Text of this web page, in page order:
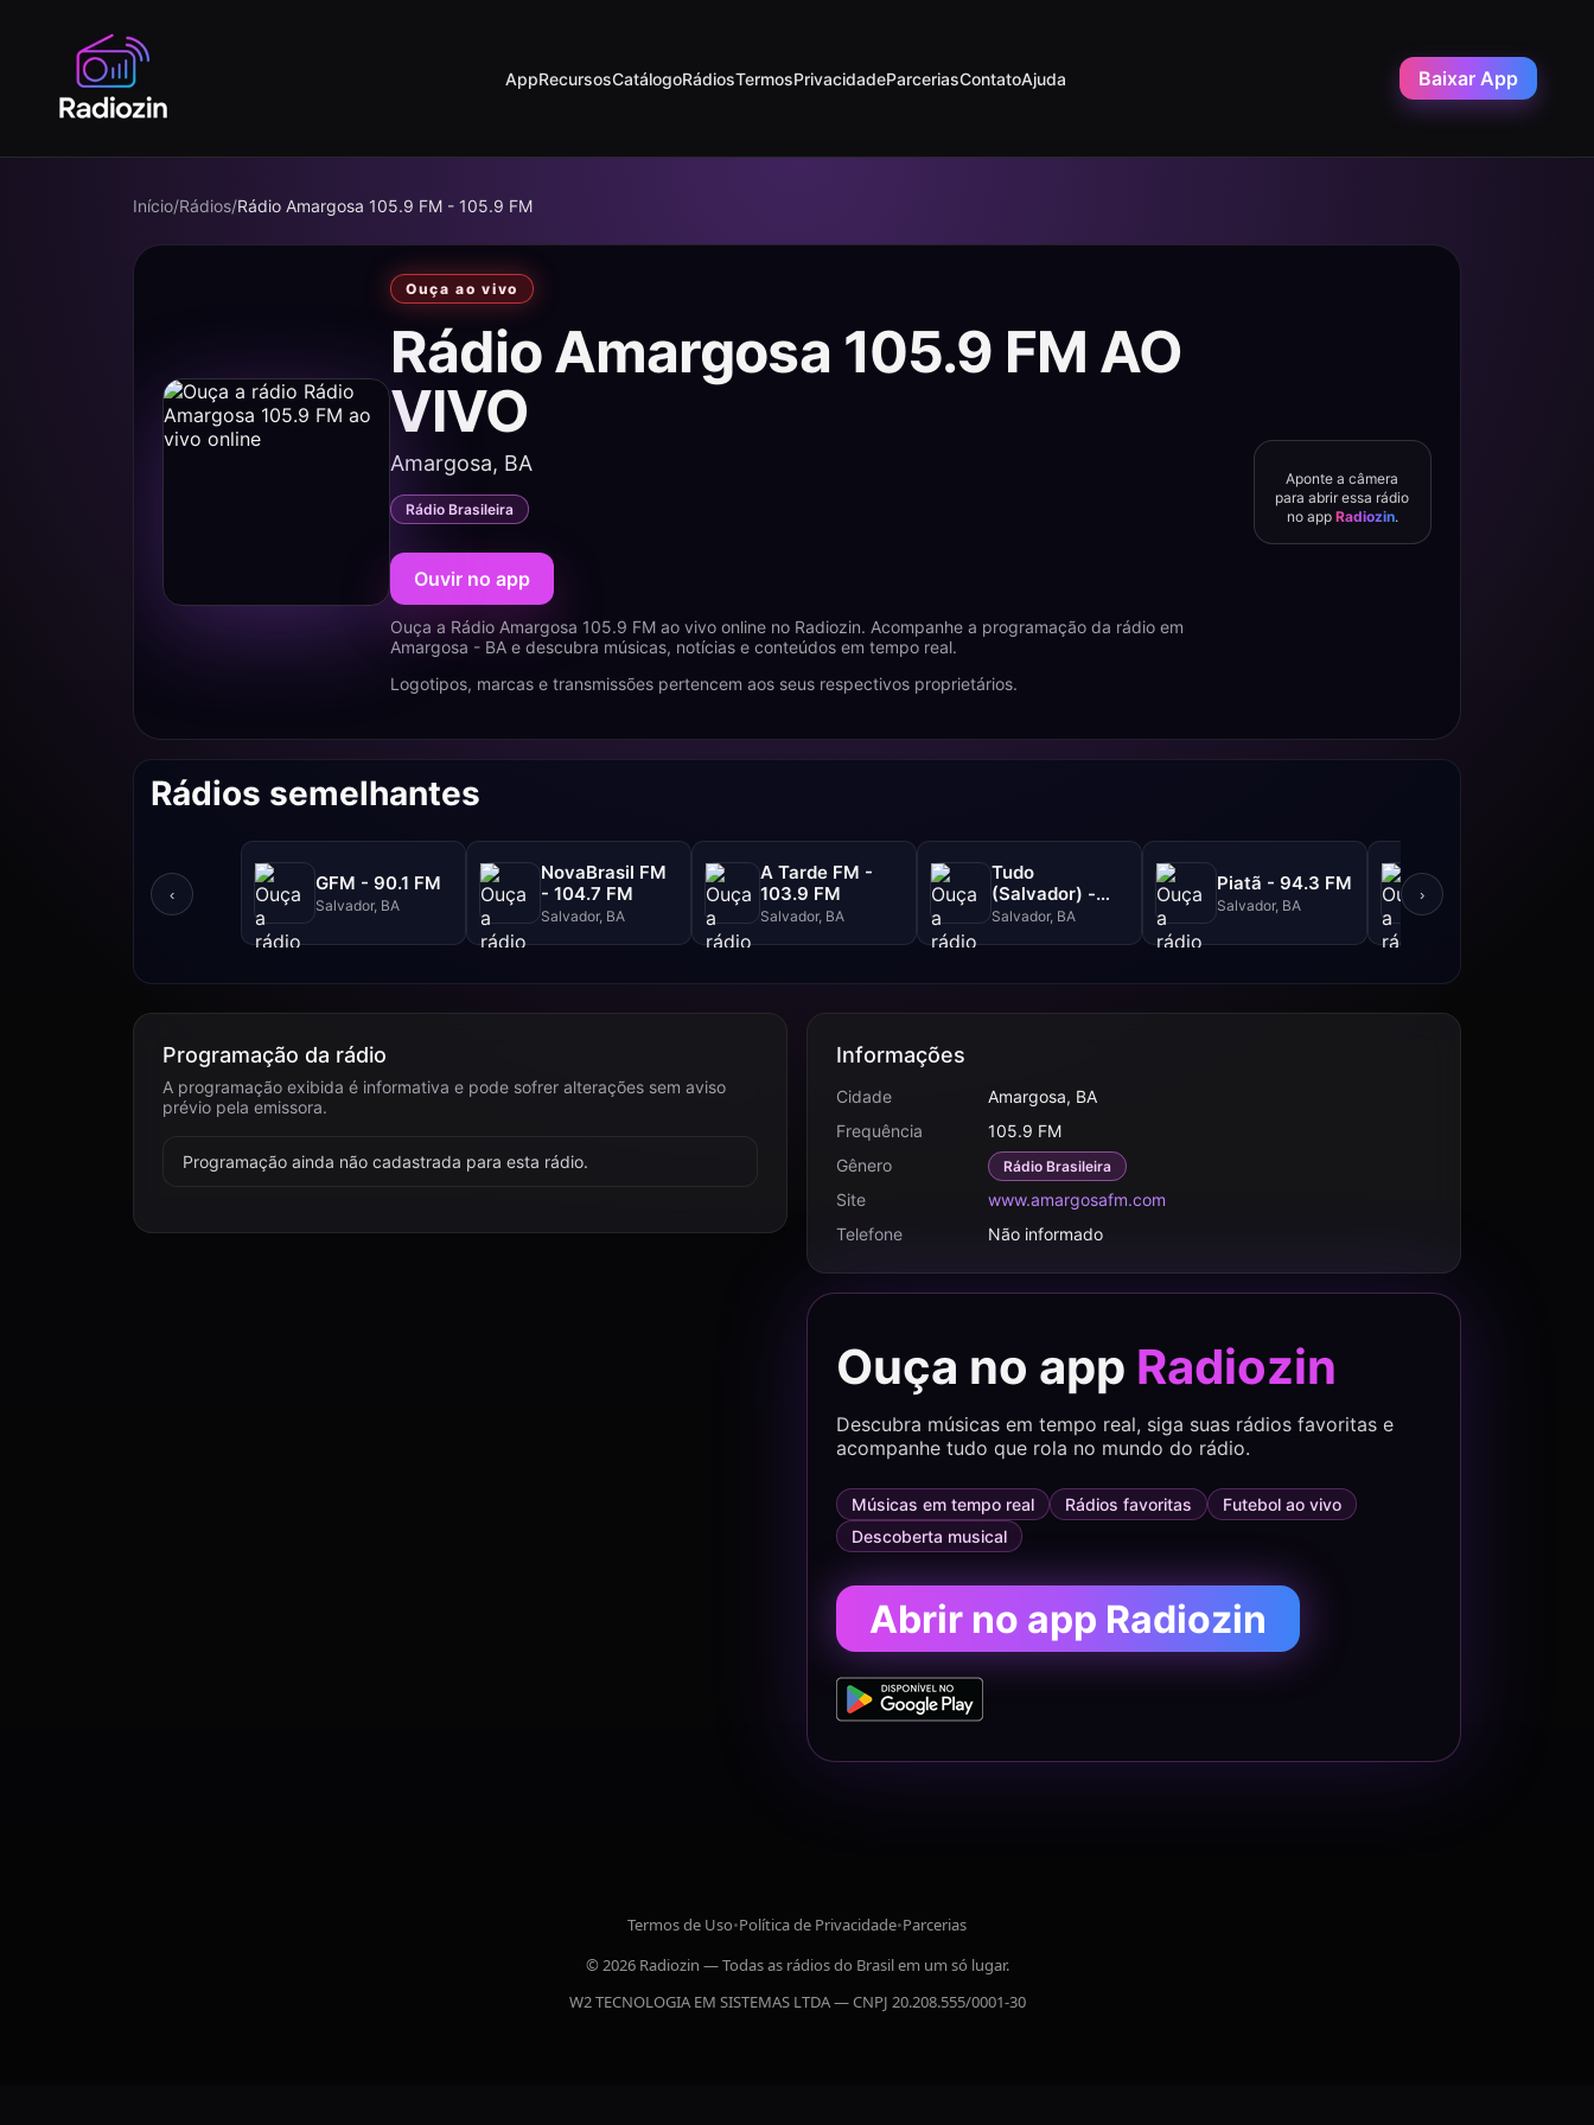
AppRecursosCatálogoRádiosTermosPrivacidadeParceriasContatoAjuda Baixar App
Início/Rádios/Rádio Amargosa 105.9 FM - 105.9 FM
Ouça ao vivo
Rádio Amargosa 105.9 FM AO
VIVO
Amargosa, BA
Rádio Brasileira
Ouvir no app
Ouça a Rádio Amargosa 105.9 FM ao vivo online no Radiozin. Acompanhe a programação da rádio em
Amargosa - BA e descubra músicas, notícias e conteúdos em tempo real.
Logotipos, marcas e transmissões pertencem aos seus respectivos proprietários.
Aponte a câmera
para abrir essa rádio
no app Radiozin.
Rádios semelhantes
‹
GFM - 90.1 FM
Salvador, BA
NovaBrasil FM
- 104.7 FM
Salvador, BA
A Tarde FM -
103.9 FM
Salvador, BA
Tudo
(Salvador) -
102.5 FM
Salvador, BA
Piatã - 94.3 FM
Salvador, BA
101.3 FM
›
Programação da rádio
A programação exibida é informativa e pode sofrer alterações sem aviso
prévio pela emissora.
Programação ainda não cadastrada para esta rádio.
Informações
Cidade
Amargosa, BA
Frequência
105.9 FM
Gênero
Rádio Brasileira
Site
www.amargosafm.com
Telefone
Não informado
Ouça no app Radiozin
Descubra músicas em tempo real, siga suas rádios favoritas e
acompanhe tudo que rola no mundo do rádio.
Músicas em tempo real Rádios favoritas
Futebol ao vivo
Descoberta musical
Abrir no app Radiozin
Termos de Uso•Política de Privacidade•Parcerias
© 2026 Radiozin — Todas as rádios do Brasil em um só lugar.
W2 TECNOLOGIA EM SISTEMAS LTDA — CNPJ 20.208.555/0001-30